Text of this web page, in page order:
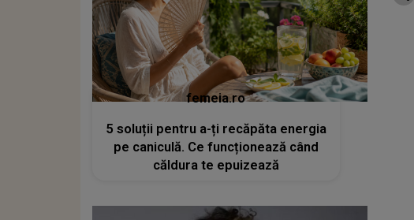
femeia.ro
5 soluții pentru a-ți recăpăta energia
pe caniculă. Ce funcționează când
căldura te epuizează